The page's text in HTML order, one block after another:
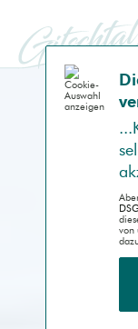
SCHNELLSUCHE
ENDGERÄT
Handheld (PDA)
Barrierefrei (AA)
von